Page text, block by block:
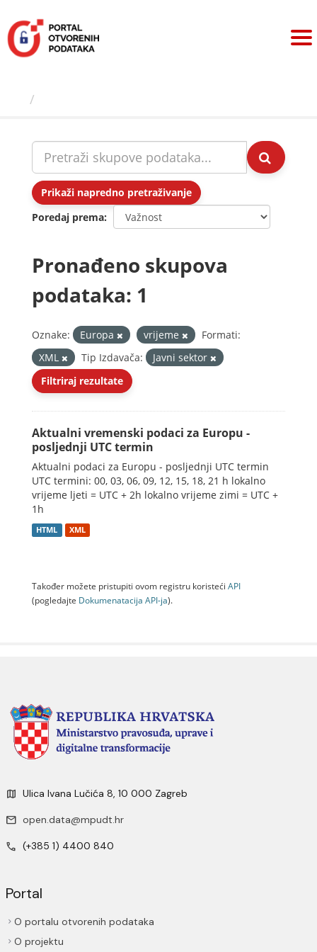
sadržaj
Prikaži napredno pretraživanje
Poredaj prema
Pronađeno skupova
podataka: 1
Oznake: Europa vrijeme
Formati:
XML
Tip Izdavača:
Javni sektor
Filtriraj rezultate
Aktualni vremenski podaci za Europu -
posljednji UTC termin
Aktualni podaci za Europu - posljednji UTC termin
UTC termini: 00, 03, 06, 09, 12, 15, 18, 21 h lokalno
vrijeme ljeti = UTC + 2h lokalno vrijeme zimi = UTC +
1h
HTML XML
Također možete pristupiti ovom registru koristeći API
(pogledajte Dokumenаtаcijа API-jа).